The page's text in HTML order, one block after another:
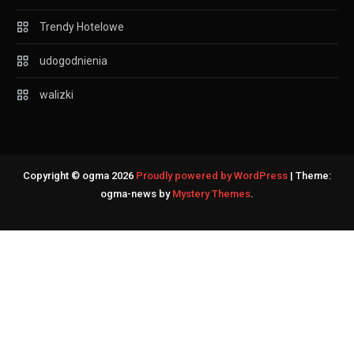
Trendy Hotelowe
udogodnienia
walizki
Copyright © ogma 2026 Proudly powered by WordPress | Theme:
ogma-news by Mystery Themes.